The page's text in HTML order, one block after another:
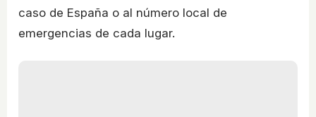
caso de España o al número local de
emergencias de cada lugar.